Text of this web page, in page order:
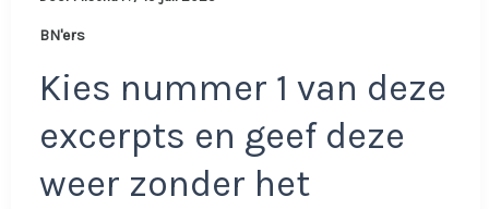
BN'ers
Kies nummer 1 van deze
excerpts en geef deze
weer zonder het